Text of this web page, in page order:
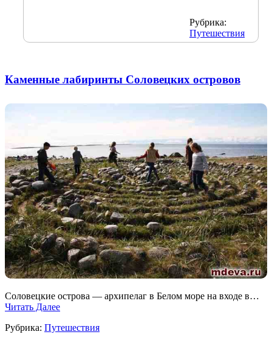
Рубрика:
Путешествия
Каменные лабиринты Соловецких островов
Соловецкие острова — архипелаг в Белом море на входе в…
Читать Далее
Рубрика: Путешествия